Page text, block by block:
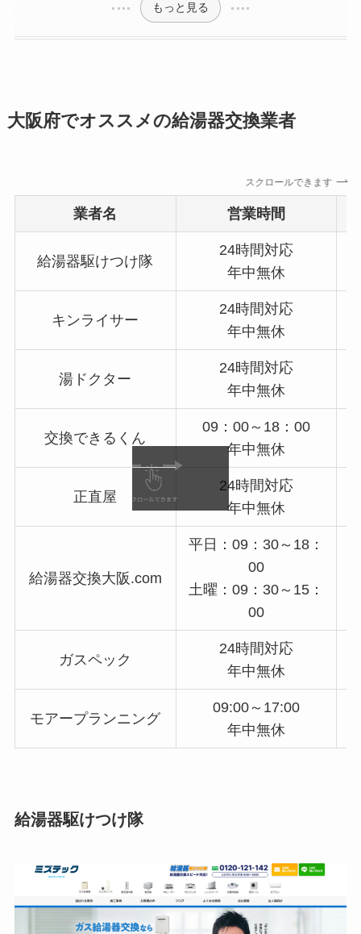
もっと見る
大阪府でオススメの給湯器交換業者
スクロールできます
業者名 営業時間
給湯器駆けつけ隊
24時間対応
年中無休
キンライサー
24時間対応
年中無休
湯ドクター
24時間対応
年中無休
交換できるくん
09：00～18：00
年中無休
正直屋
24時間対応
年中無休
給湯器交換大阪.com
平日：09：30～18：
00
土曜：09：30～15：
00
ガスペック
24時間対応
年中無休
モアープランニング
09:00～17:00
年中無休
給湯器駆けつけ隊